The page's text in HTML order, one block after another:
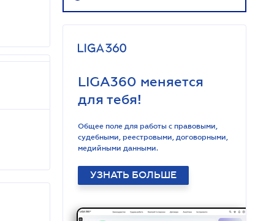
LIGA360 меняется
для тебя!
Общее поле для работы с правовыми,
судебными, реестровыми, договорными,
медийными данными.
УЗНАТЬ БОЛЬШЕ